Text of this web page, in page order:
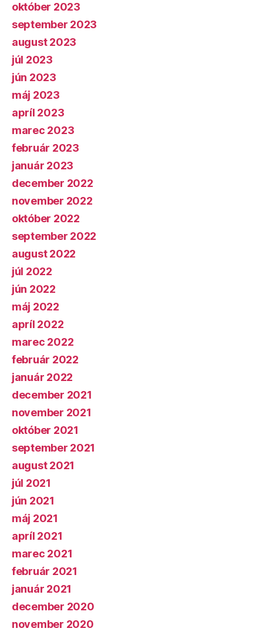
október 2023
september 2023
august 2023
júl 2023
jún 2023
máj 2023
apríl 2023
marec 2023
február 2023
január 2023
december 2022
november 2022
október 2022
september 2022
august 2022
júl 2022
jún 2022
máj 2022
apríl 2022
marec 2022
február 2022
január 2022
december 2021
november 2021
október 2021
september 2021
august 2021
júl 2021
jún 2021
máj 2021
apríl 2021
marec 2021
február 2021
január 2021
december 2020
november 2020